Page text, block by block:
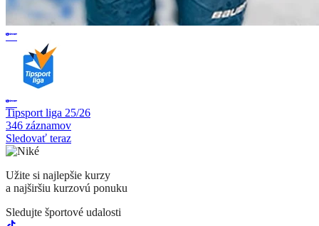
Tipsport liga 25/26
346 záznamov
Sledovať teraz
Užite si najlepšie kurzy
a najširšiu kurzovú ponuku
Sledujte športové udalosti